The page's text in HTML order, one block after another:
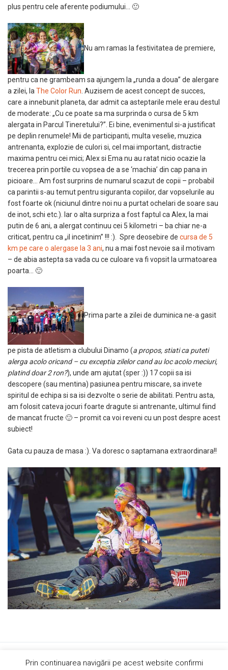
plus pentru cele aferente podiumului… 🙂
Nu am ramas la festivitatea de premiere,
pentru ca ne grambeam sa ajungem la „runda a doua” de alergare
a zilei, la The Color Run . Auzisem de acest concept de succes,
care a innebunit planeta, dar admit ca asteptarile mele erau destul
de moderate: „Cu ce poate sa ma surprinda o cursa de 5 km
alergata in Parcul Tineretului?”. Ei bine, evenimentul si-a justificat
pe deplin renumele! Mii de participanti, multa veselie, muzica
antrenanta, explozie de culori si, cel mai important, distractie
maxima pentru cei mici; Alex si Ema nu au ratat nicio ocazie la
trecerea prin portile cu vopsea de a se ‘machia’ din cap pana in
picioare… Am fost surprins de numarul scazut de copii – probabil
ca parintii s-au temut pentru siguranta copiilor, dar vopselurile au
fost foarte ok (niciunul dintre noi nu a purtat ochelari de soare sau
de inot, schi etc.). Iar o alta surpriza a fost faptul ca Alex, la mai
putin de 6 ani, a alergat continuu cei 5 kilometri – ba chiar ne-a
criticat, pentru ca „il incetinim” !!! :). Spre deosebire de cursa de 5
km pe care o alergase la 3 ani, nu a mai fost nevoie sa il motivam
– de abia astepta sa vada cu ce culoare va fi vopsit la urmatoarea
poarta… 🙂
Prima parte a zilei de duminica ne-a gasit
pe pista de atletism a clubului Dinamo (a propos, stiati ca puteti
alerga acolo oricand – cu exceptia zilelor cand au loc acolo meciuri,
platind doar 2 ron?), unde am ajutat (sper :)) 17 copii sa isi
descopere (sau mentina) pasiunea pentru miscare, sa invete
spiritul de echipa si sa isi dezvolte o serie de abilitati. Pentru asta,
am folosit cateva jocuri foarte dragute si antrenante, ultimul fiind
de mancat fructe 🙂 – promit ca voi reveni cu un post despre acest
subiect!
Gata cu pauza de masa :). Va doresc o saptamana extraordinara!!
Prin continuarea navigării pe acest website confirmi